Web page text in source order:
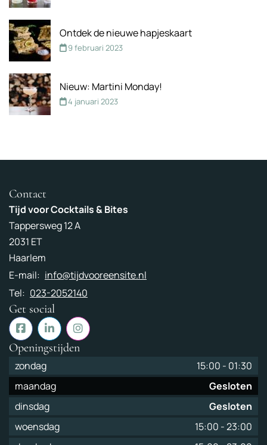
Ontdek de nieuwe hapjeskaart
9 februari 2023
Nieuw: Martini Monday!
4 januari 2023
Contact
Tijd voor Cocktails & Bites
Tappersweg 12 A
2031 ET
Haarlem
E-mail: info@tijdvooreensite.nl
Tel: 023-2052140
Get social
Openingstijden
zondag 15:00 - 01:30
maandag
Gesloten
dinsdag
Gesloten
woensdag
15:00 -23:00